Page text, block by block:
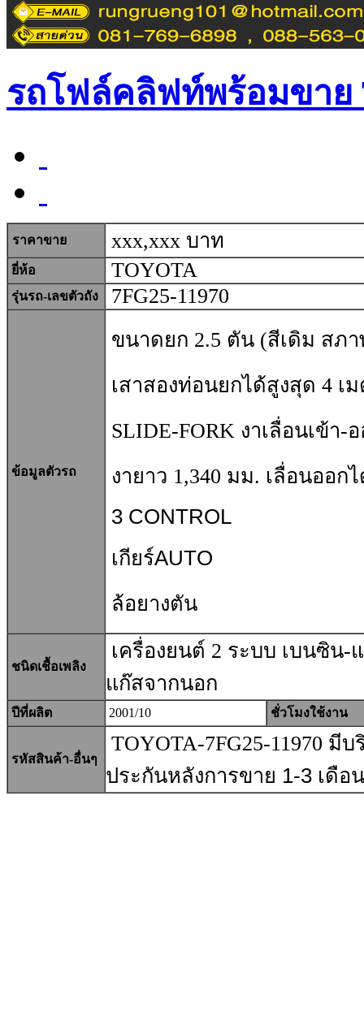
รถโฟล์คลิฟท์พร้อมขาย
ราคาขาย xxx,xxx บาท
ยี่ห้อ TOYOTA
รุ่นรถ-เลขตัวถัง 7FG25-11970
ข้อมูลตัวรถ
ขนาดยก 2.5 ตัน (สีเดิม สภ
เสาสองท่อนยกได้สูงสุด 4 เ
SLIDE-FORK งาเลื่อนเข้า-
งายาว 1,340 มม. เลื่อนออก
3 CONTROL
เกียร์AUTO
ล้อยางตัน
ชนิดเชื้อเพลิง
เครื่องยนต์ 2 ระบบ เบนซิน-
แก๊สจากนอก
ปีที่ผลิต 2001/10 ชั่วโมงใช้งาน
รหัสสินค้า-อื่นๆ
TOYOTA-7FG25-11970 มี
ประกันหลังการขาย 1-3 เดือน